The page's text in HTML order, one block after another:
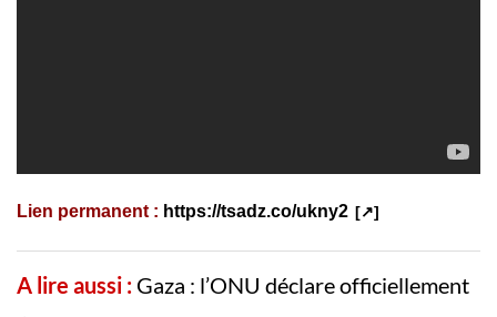
Lien permanent : https://tsadz.co/ukny2
A lire aussi : Gaza : l’ONU déclare officiellement